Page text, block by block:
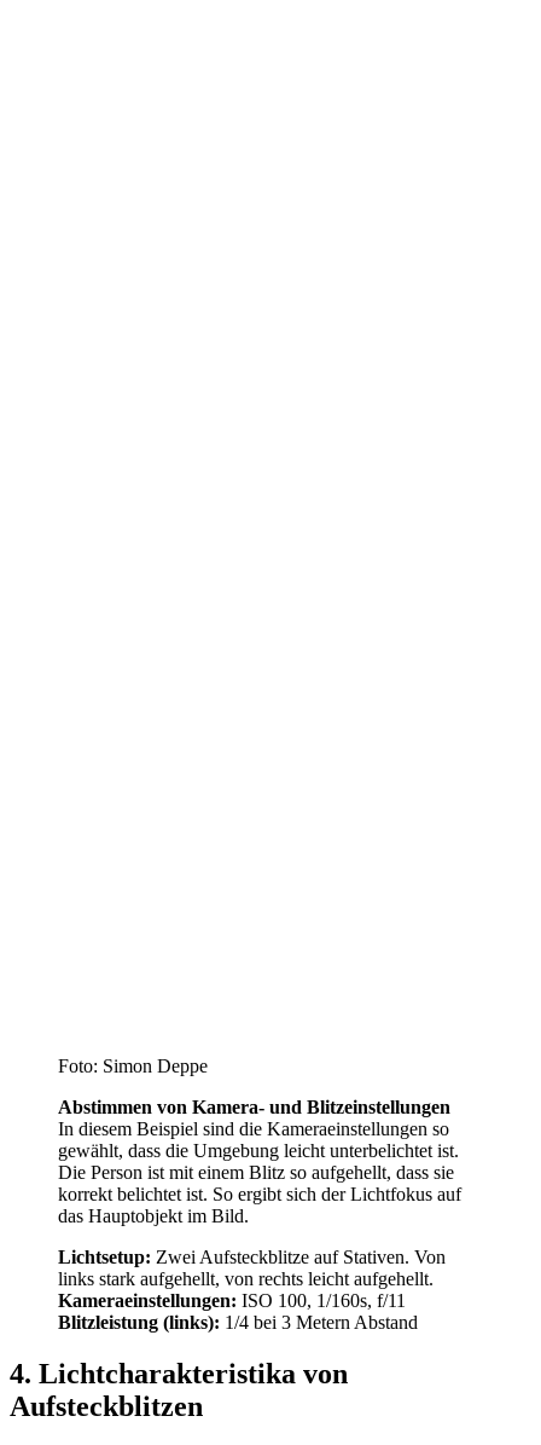
Foto: Simon Deppe
Abstimmen von Kamera- und Blitzeinstellungen
In diesem Beispiel sind die Kameraeinstellungen so
gewählt, dass die Umgebung leicht unterbelichtet ist.
Die Person ist mit einem Blitz so aufgehellt, dass sie
korrekt belichtet ist. So ergibt sich der Lichtfokus auf
das Hauptobjekt im Bild.
Lichtsetup: Zwei Aufsteckblitze auf Stativen. Von
links stark aufgehellt, von rechts leicht aufgehellt.
Kameraeinstellungen: ISO 100, 1/160s, f/11
Blitzleistung (links): 1/4 bei 3 Metern Abstand
4. Lichtcharakteristika von
Aufsteckblitzen